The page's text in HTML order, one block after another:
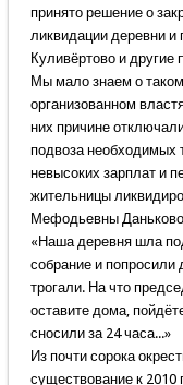
принято решение о
ликвидации деревни
Куливёртово и другие
Мы мало знаем о
организованном
них причине
подвоза необходимых
невысоких зарплат и
жительницы
Мефодьевны
«Наша деревня шла
собрание и попросили
трогали. На что
оставите дома,
сносили за 24 часа...»
Из почти сорока
существование к